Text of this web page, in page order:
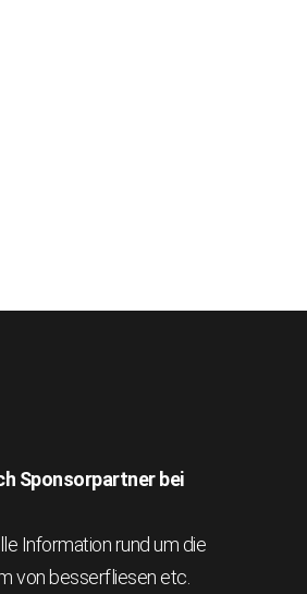
Sponsorpartner bei
Information rund um die
von besserfliesen etc.